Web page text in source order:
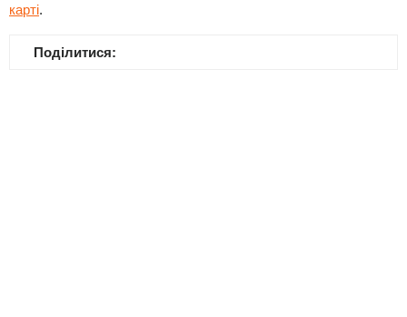
карті.
Поділитися: